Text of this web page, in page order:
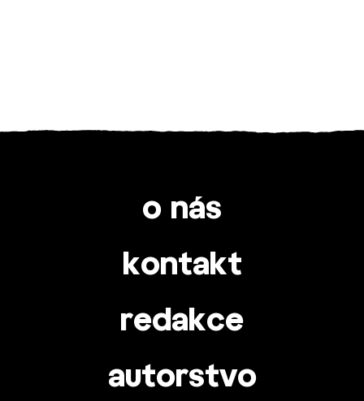
o nás
kontakt
redakce
autorstvo